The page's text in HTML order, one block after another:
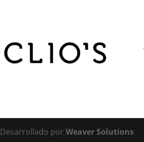
Desarrollado por Weaver Solutions